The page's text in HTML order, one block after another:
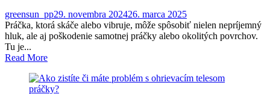
greensun_pp29. novembra 202426. marca 2025
Práčka, ktorá skáče alebo vibruje, môže spôsobiť nielen nepríjemný
hluk, ale aj poškodenie samotnej práčky alebo okolitých povrchov.
Tu je...
Read More